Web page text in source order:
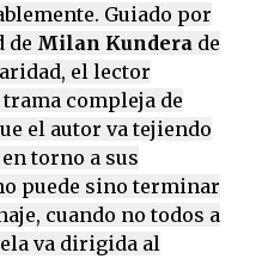
Guiado por
de Milan Kunderade
el lector
compleja de
el autor va tejiendo
torno a sus
puede sino terminar
cuando no todos a
va dirigida al